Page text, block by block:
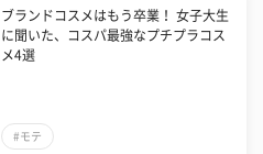
​ブランドコスメはもう卒業！ 女子大生
に聞いた、コスパ最強なプチプラコス
メ4選
#モテ